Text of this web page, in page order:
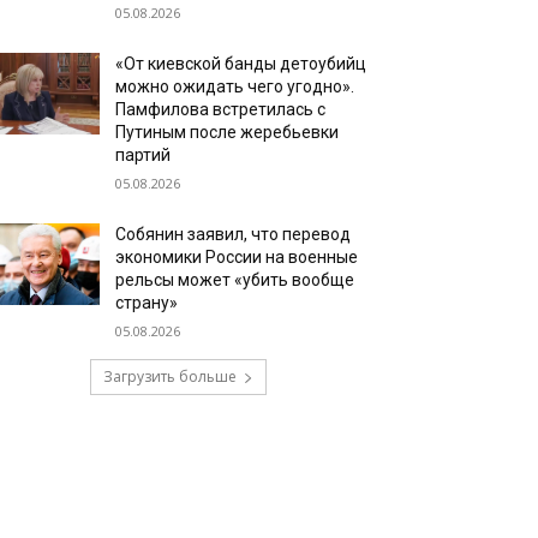
05.08.2026
«От киевской банды детоубийц
можно ожидать чего угодно».
Памфилова встретилась с
Путиным после жеребьевки
партий
05.08.2026
Собянин заявил, что перевод
экономики России на военные
рельсы может «убить вообще
страну»
05.08.2026
Загрузить больше